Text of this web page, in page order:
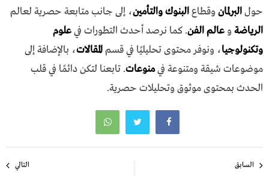
حولالبرلمان وقطاعالبنوك والتأمين، إلى جانب متابعة حصرية لعالم
الرياضة و عالم الفن. كما نرصد أحدث التطورات فيعلوم
وتكنولوجيا، ونوفر محتوى تحليليًا في قسمالمقالات، بالإضافة إلى
موضوعات شيقة ومتنوعة فيمنوعات. تابعنا لتكن دائمًا في قلب
الحدث بمحتوى موثوق وتحليلات حصرية.
السابق التالي